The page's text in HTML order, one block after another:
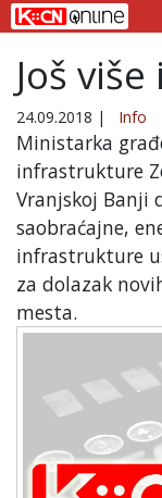
Još
24.09.2018 | Info
Ministarka
infrastrukture
Vranjskoj Banji
saobraćajne,
infrastrukture
za dolazak
mesta.